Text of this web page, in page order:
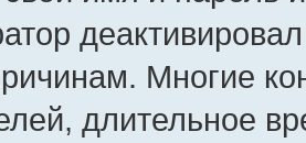
Многие
длительное